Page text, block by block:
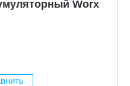
Worx